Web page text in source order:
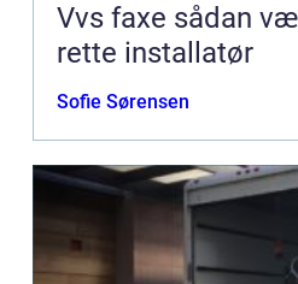
Vvs faxe sådan vælger du den
rette installatør
Sofie Sørensen